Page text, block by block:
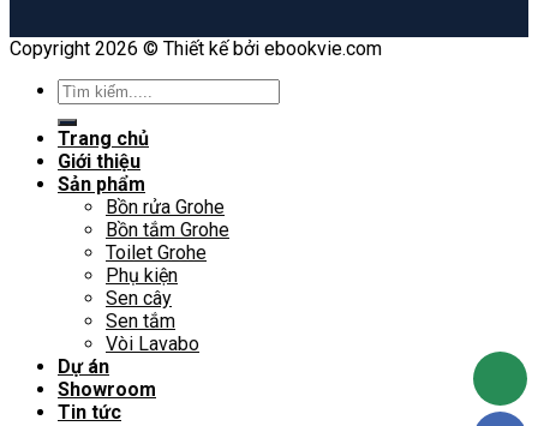
Copyright 2026 © Thiết kế bởi ebookvie.com
Search
for:
Trang chủ
Giới thiệu
Sản phẩm
Bồn rửa Grohe
Bồn tắm Grohe
Toilet Grohe
Phụ kiện
Sen cây
Sen tắm
Vòi Lavabo
Dự án
Showroom
Tin tức